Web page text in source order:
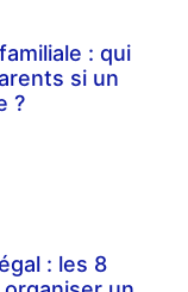
: qui
si un
?
: les 8